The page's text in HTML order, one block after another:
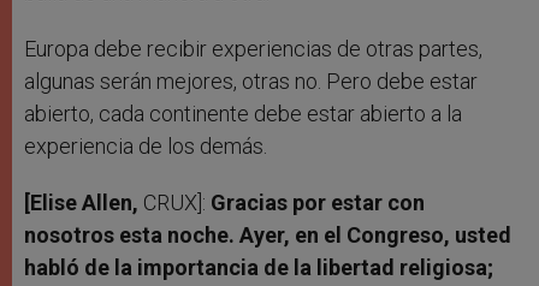
Europa debe recibir experiencias de otras partes,
algunas serán mejores, otras no. Pero debe estar
abierto, cada continente debe estar abierto a la
experiencia de los demás.
[Elise Allen, CRUX]: Gracias por estar con
nosotros esta noche. Ayer, en el Congreso, usted
habló de la importancia de la libertad religiosa;